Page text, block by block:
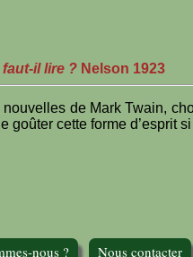
faut-il lire ? Nelson 1923
de Mark Twain,
goûter cette forme d’esprit
nous ? Nous contacter